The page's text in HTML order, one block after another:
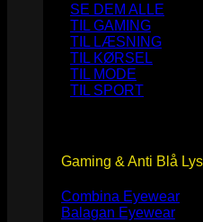
SE DEM ALLE
TIL GAMING
TIL LÆSNING
TIL KØRSEL
TIL MODE
TIL SPORT
Gaming & Anti Blå Lys
Combina Eyewear
Balagan Eyewear